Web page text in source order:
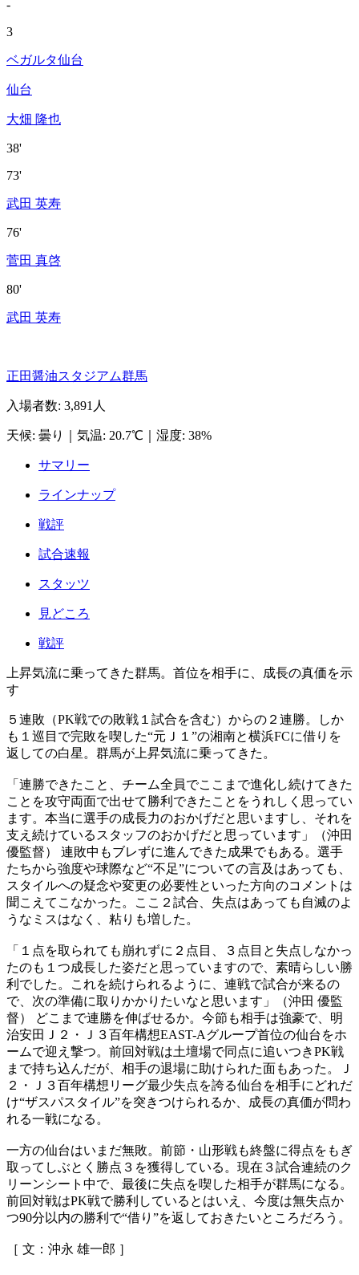
-
3
ベガルタ仙台
仙台
大畑 隆也
38'
73'
武田 英寿
76'
菅田 真啓
80'
武田 英寿
正田醤油スタジアム群馬
入場者数: 3,891人
天候: 曇り 気温: 20.7℃ 湿度: 38%
サマリー
ラインナップ
戦評
試合速報
スタッツ
見どころ
戦評
上昇気流に乗ってきた群馬。首位を相手に、成長の真価を示
す
５連敗（PK戦での敗戦１試合を含む）からの２連勝。しか
も１巡目で完敗を喫した“元Ｊ１”の湘南と横浜FCに借りを
返しての白星。群馬が上昇気流に乗ってきた。
「連勝できたこと、チーム全員でここまで進化し続けてきた
ことを攻守両面で出せて勝利できたことをうれしく思ってい
ます。本当に選手の成長力のおかげだと思いますし、それを
支え続けているスタッフのおかげだと思っています」（沖田
優監督） 連敗中もブレずに進んできた成果でもある。選手
たちから強度や球際など“不足”についての言及はあっても、
スタイルへの疑念や変更の必要性といった方向のコメントは
聞こえてこなかった。ここ２試合、失点はあっても自滅のよ
うなミスはなく、粘りも増した。
「１点を取られても崩れずに２点目、３点目と失点しなかっ
たのも１つ成長した姿だと思っていますので、素晴らしい勝
利でした。これを続けられるように、連戦で試合が来るの
で、次の準備に取りかかりたいなと思います」（沖田 優監
督） どこまで連勝を伸ばせるか。今節も相手は強豪で、明
治安田Ｊ２・Ｊ３百年構想EAST-Aグループ首位の仙台をホ
ームで迎え撃つ。前回対戦は土壇場で同点に追いつきPK戦
まで持ち込んだが、相手の退場に助けられた面もあった。Ｊ
２・Ｊ３百年構想リーグ最少失点を誇る仙台を相手にどれだ
け“ザスパスタイル”を突きつけられるか、成長の真価が問わ
れる一戦になる。
一方の仙台はいまだ無敗。前節・山形戦も終盤に得点をもぎ
取ってしぶとく勝点３を獲得している。現在３試合連続のク
リーンシート中で、最後に失点を喫した相手が群馬になる。
前回対戦はPK戦で勝利しているとはいえ、今度は無失点か
つ90分以内の勝利で“借り”を返しておきたいところだろう。
［ 文：沖永 雄一郎 ］